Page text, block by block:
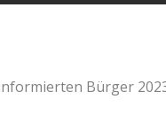
Bürger